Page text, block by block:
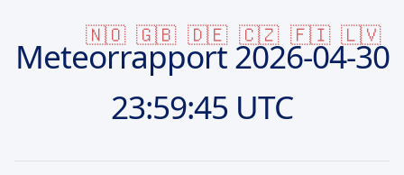
🇳🇴 🇬🇧 🇩🇪 🇨🇿 🇫🇮 🇱🇻
Meteorrapport2026-04-30
23:59:45 UTC